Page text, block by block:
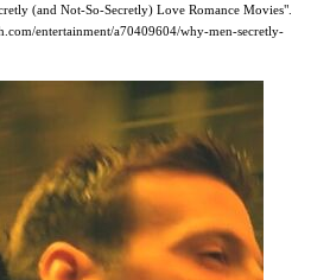
(and Not-So-Secretly) Love Romance Movies".
entertainment/a70409604/why-men-secretly-